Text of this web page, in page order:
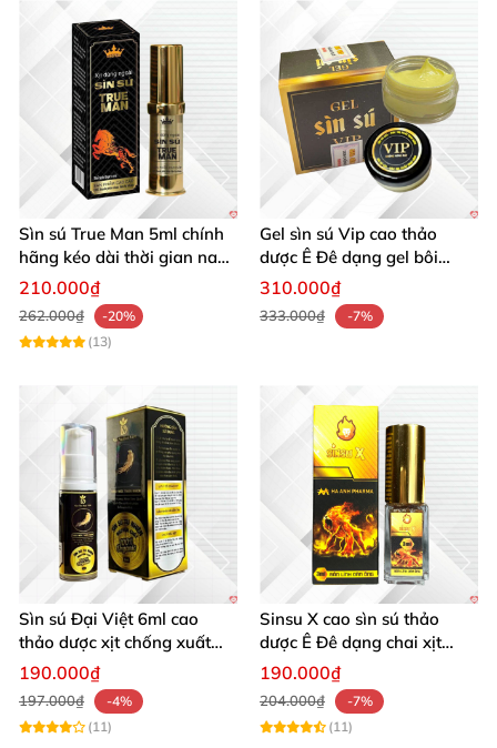
Sìn sú True Man 5ml chính
hãng kéo dài thời gian nam
giới an toàn
210.000₫
262.000₫
-20%
(13)
Gel sìn sú Vip cao thảo
dược Ê Đê dạng gel bôi
chính hãng giá rẻ
310.000₫
333.000₫ -7%
Sìn sú Đại Việt 6ml cao
thảo dược xịt chống xuất
tinh sớm chính hãng
190.000₫
197.000₫
-4%
(11)
Sinsu X cao sìn sú thảo
dược Ê Đê dạng chai xịt
chuẩn nước nguyên chất
190.000₫
204.000₫
-7%
(11)